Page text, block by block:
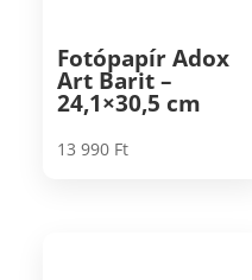
Fotópapír Adox
Art Barit –
24,1×30,5 cm
13 990 Ft